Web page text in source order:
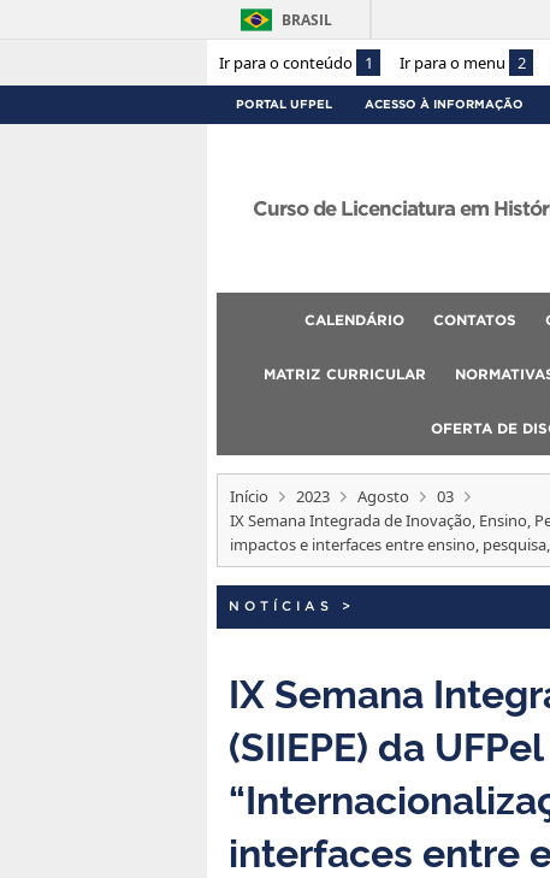
Ir para o conteúdo 1 Ir para o menu 2
BRASIL
PORTAL UFPEL ACESSO À INFORMAÇÃO
Curso de Licenciatura em
CALENDÁRIO CONTATOS
MATRIZ CURRICULAR
OFERTA DE
Início 2023 Agosto
03
IX Semana Integrada de Inovação, Ensino,
impactos e interfaces entre ensino,
NOTÍCIAS >
IX Semana
(SIIEPE) da
interfaces entre